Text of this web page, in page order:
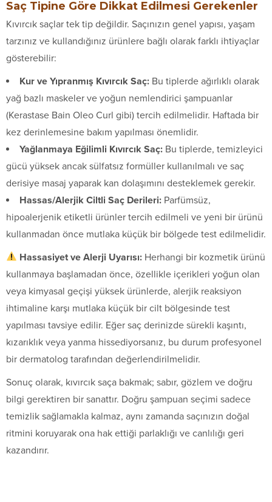
Saç Tipine Göre Dikkat Edilmesi Gerekenler
Kıvırcık saçlar tek tip değildir. Saçınızın genel yapısı, yaşam
tarzınız ve kullandığınız ürünlere bağlı olarak farklı ihtiyaçlar
gösterebilir:
Kur ve Yıpranmış Kıvırcık Saç: Bu tiplerde ağırlıklı olarak
yağ bazlı maskeler ve yoğun nemlendirici şampuanlar
(Kerastase Bain Oleo Curl gibi) tercih edilmelidir. Haftada bir
kez derinlemesine bakım yapılması önemlidir.
Yağlanmaya Eğilimli Kıvırcık Saç: Bu tiplerde, temizleyici
gücü yüksek ancak sülfatsız formüller kullanılmalı ve saç
derisiye masaj yaparak kan dolaşımını desteklemek gerekir.
Hassas/Alerjik Ciltli Saç Derileri: Parfümsüz,
hipoalerjenik etiketli ürünler tercih edilmeli ve yeni bir ürünü
kullanmadan önce mutlaka küçük bir bölgede test edilmelidir.
Hassasiyet ve Alerji Uyarısı: Herhangi bir kozmetik ürünü
kullanmaya başlamadan önce, özellikle içerikleri yoğun olan
veya kimyasal geçişi yüksek ürünlerde, alerjik reaksiyon
ihtimaline karşı mutlaka küçük bir cilt bölgesinde test
yapılması tavsiye edilir. Eğer saç derinizde sürekli kaşıntı,
kızarıklık veya yanma hissediyorsanız, bu durum profesyonel
bir dermatolog tarafından değerlendirilmelidir.
Sonuç olarak, kıvırcık saça bakmak; sabır, gözlem ve doğru
bilgi gerektiren bir sanattır. Doğru şampuan seçimi sadece
temizlik sağlamakla kalmaz, aynı zamanda saçınızın doğal
ritmini koruyarak ona hak ettiği parlaklığı ve canlılığı geri
kazandırır.